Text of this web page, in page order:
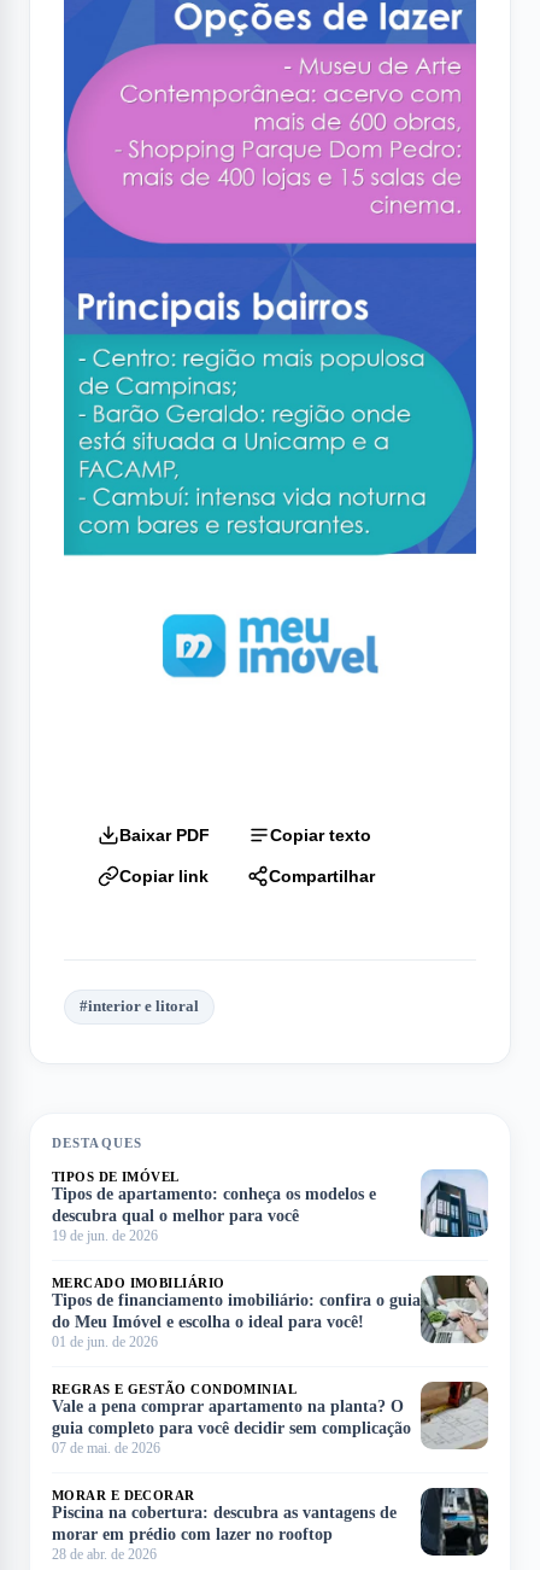
Baixar PDF Copiar texto
Copiar link Compartilhar
#interior e litoral
DESTAQUES
TIPOS DE IMÓVEL
Tipos de apartamento: conheça os modelos e
descubra qual o melhor para você
19 de jun. de 2026
MERCADO IMOBILIÁRIO
Tipos de financiamento imobiliário: confira o guia
do Meu Imóvel e escolha o ideal para você!
01 de jun. de 2026
REGRAS E GESTÃO CONDOMINIAL
Vale a pena comprar apartamento na planta? O
guia completo para você decidir sem complicação
07 de mai. de 2026
MORAR E DECORAR
Piscina na cobertura: descubra as vantagens de
morar em prédio com lazer no rooftop
28 de abr. de 2026